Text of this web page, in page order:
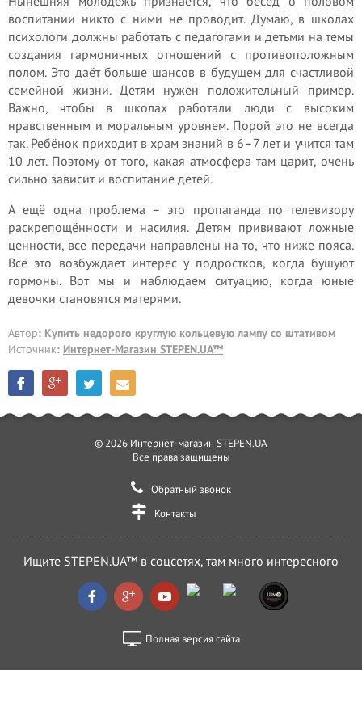
воспитании никто с ними не проводит. Думаю, в школах
психологи должны работать с педагогами и детьми на темы
создания гармоничных отношений с противоположным
полом. Это даёт больше шансов в будущем для счастливой
семейной жизни. Детям нужен положительный пример.
Важно, чтобы в школах работали люди с высоким
нравственным и моральным уровнем. Порой это не всегда
так. Ребёнок приходит в храм знаний в 6–7 лет и учится там
10 лет. Поэтому от того, какая атмосфера там царит, очень
сильно зависит и воспитание детей.
А ещё одна проблема – это пропаганда по телевизору
раскрепощённости и насилия. Детям прививают ложные
ценности, все передачи направлены на то, что ниже пояса.
Всё это возбуждает интерес у подростков, когда бушуют
гормоны. Вот мы и наблюдаем ситуацию, когда юные
девочки становятся матерями.
Автор: Купить недорого круглую кольцевую лампу со штативом
Источник: Интернет-Магазин STEPEN.UA™
© 2026 Интернет-магазин STEPEN.UA
Все права защищены
Обратный звонок
Контакты
Ищите STEPEN.UA™ в соцсетях, там много интересного
Полная версия сайта